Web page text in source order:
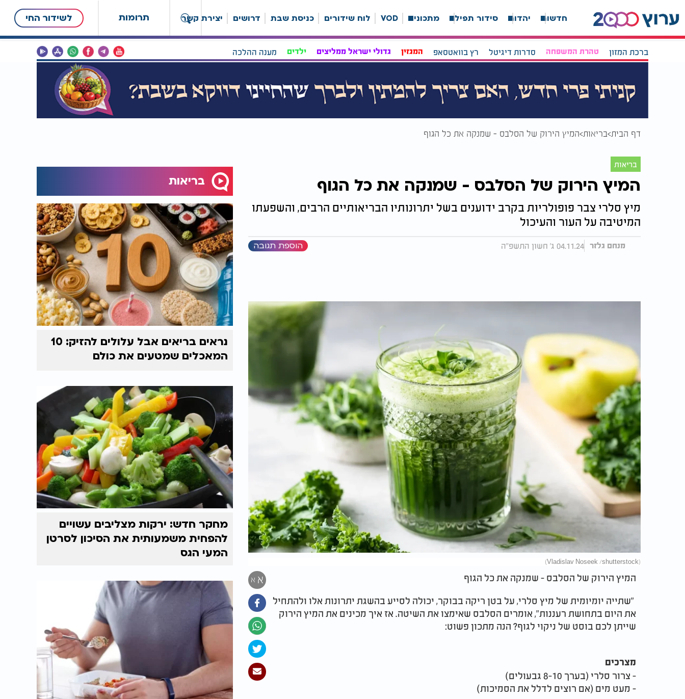
תרומות לשידור החי חדשות יהדות סידור תפילה מתכונים VOD לוח שידורים כניסת שבת דרושים יצירת קשר
ברכת המזון טהרת המשפחה סדרות דיגיטל רץ בוואטסאפ המגזין גדולי ישראל ממליצים ילדים מענה ההלכה
דף הבית בריאות המיץ הירוק של הסלבס - שמנקה את כל הגוף
בריאות
המיץ הירוק של הסלבס - שמנקה את כל הגוף
מיץ סלרי צבר פופולריות בקרב ידוענים בשל יתרונותיו הבריאותיים הרבים, והשפעתו
המיטיבה על העור והעיכול
מנחם גלזר 04.11.24 ג' חשון התשפ"ה הוספת תגובה
(Vladislav Noseek /shutterstock)
א א
המיץ הירוק של הסלבס - שמנקה את כל הגוף
"שתייה יומיומית של מיץ סלרי, על בטן ריקה בבוקר, יכולה לסייע בהשגת יתרונות אלו ולהתחיל
את היום בתחושת רעננות", אומרים הסלבס שאימצו את השיטה. אז איך מכינים את המיץ הירוק
שייתן לכם בוסט של ניקוי לגוף? הנה מתכון פשוט:
מצרכים
- צרור סלרי (בערך 8-10 גבעולים)
- מעט מים (אם רוצים לדלל את הסמיכות)
בריאות
נראים בריאים אבל עלולים להזיק: 10
המאכלים שמטעים את כולם
מחקר חדש: ירקות מצליבים עשויים
להפחית משמעותית את הסיכון לסרטן
המעי הגס